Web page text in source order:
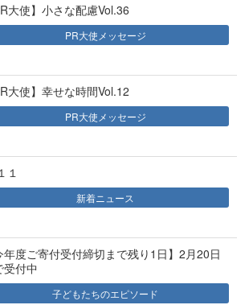
大使】小さな配慮Vol.36
PR大使メッセージ
大使】幸せな時間Vol.12
PR大使メッセージ
１
新着ニュース
年度ご寄付受付締切まで残り1日】2月20日
受付中
子どもたちのエピソード